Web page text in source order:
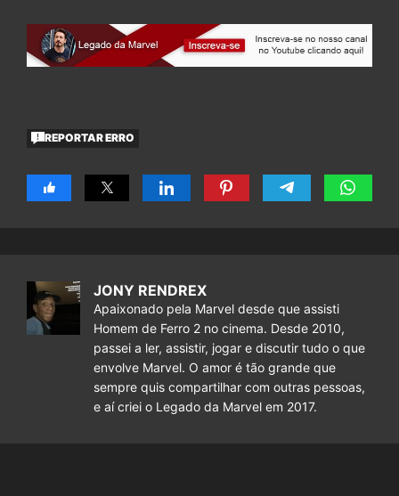
REPORTAR ERRO
JONY RENDREX
Apaixonado pela Marvel desde que assisti
Homem de Ferro 2 no cinema. Desde 2010,
passei a ler, assistir, jogar e discutir tudo o que
envolve Marvel. O amor é tão grande que
sempre quis compartilhar com outras pessoas,
e aí criei o Legado da Marvel em 2017.